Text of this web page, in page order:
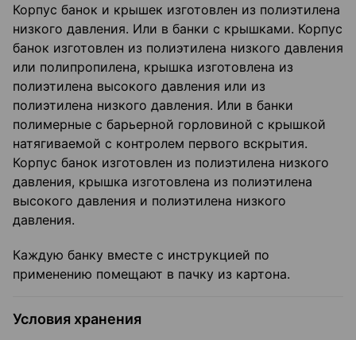
Корпус банок и крышек изготовлен из полиэтилена
низкого давления. Или в банки с крышками. Корпус
банок изготовлен из по­лиэтилена низкого давления
или полипропилена, крышка изготовлена из
полиэтилена вы­сокого давления или из
полиэтилена низкого давления. Или в банки
полимерные с барь­ерной горловиной с крышкой
натягиваемой с контролем первого вскрытия.
Корпус банок изготовлен из полиэтилена низкого
давления, крышка изготовлена из полиэтилена
высо­кого давления и полиэтилена низкого
давления.
Каждую банку вместе с инструкцией по
применению помещают в пачку из картона.
Условия хранения